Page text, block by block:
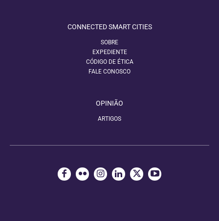
CONNECTED SMART CITIES
SOBRE
EXPEDIENTE
CÓDIGO DE ÉTICA
FALE CONOSCO
OPINIÃO
ARTIGOS